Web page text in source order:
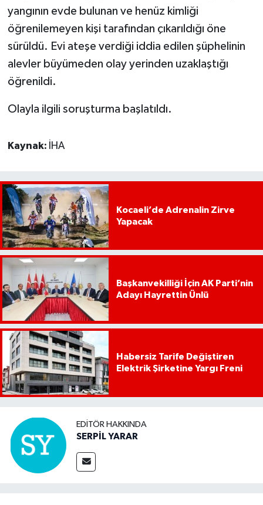
yangının evde bulunan ve henüz kimliği
öğrenilemeyen kişi tarafından çıkarıldığı öne
sürüldü. Evi ateşe verdiği iddia edilen şüphelinin
alevler büyümeden olay yerinden uzaklaştığı
öğrenildi.
Olayla ilgili soruşturma başlatıldı.
Kaynak: İHA
Kocaeli’de Adrenalin Zirve
Yapacak
Başkanvekilliği İçin AK Parti’nin
Adayı Hayrettin Ünlü
Habersiz Tarife Değiştiren
Elektrik Şirketine Yargı Freni
EDITÖR HAKKINDA
SERPİL YARAR